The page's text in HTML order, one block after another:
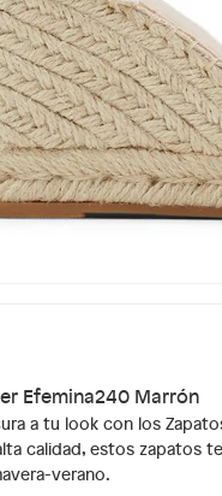
Efemina240 Marrón
a tu look con los
calidad, estos zapatos
verano.